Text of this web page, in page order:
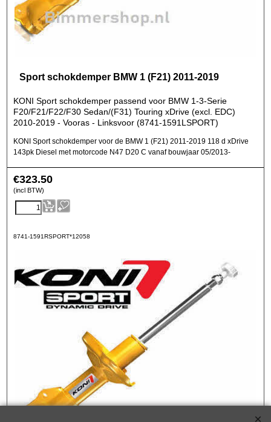
Sport schokdemper BMW 1 (F21) 2011-2019
KONI Sport schokdemper passend voor BMW 1-3-Serie
F20/F21/F22/F30 Sedan/(F31) Touring xDrive (excl. EDC)
2010-2019 - Vooras - Linksvoor (8741-1591LSPORT)
KONI Sport schokdemper voor de BMW 1 (F21) 2011-2019 118 d xDrive
143pk Diesel met motorcode N47 D20 C vanaf bouwjaar 05/2013-
€323.50
(incl BTW)
8741-1591RSPORT*12058